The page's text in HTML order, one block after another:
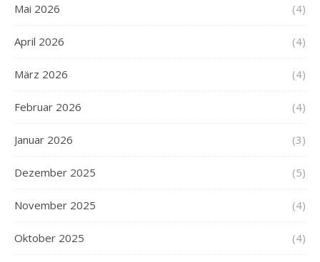
Mai 2026 (4)
April 2026 (4)
März 2026 (4)
Februar 2026 (4)
Januar 2026 (3)
Dezember 2025 (5)
November 2025 (4)
Oktober 2025 (4)